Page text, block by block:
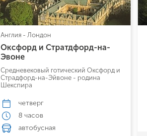
Англия - Лондон
Оксфорд и Стратдфорд-на-
Эвоне
Средневековый готический Оксфорд и
Страдфорд-на-Эйвоне - родина
Шекспира
четверг
8 часов
автобусная